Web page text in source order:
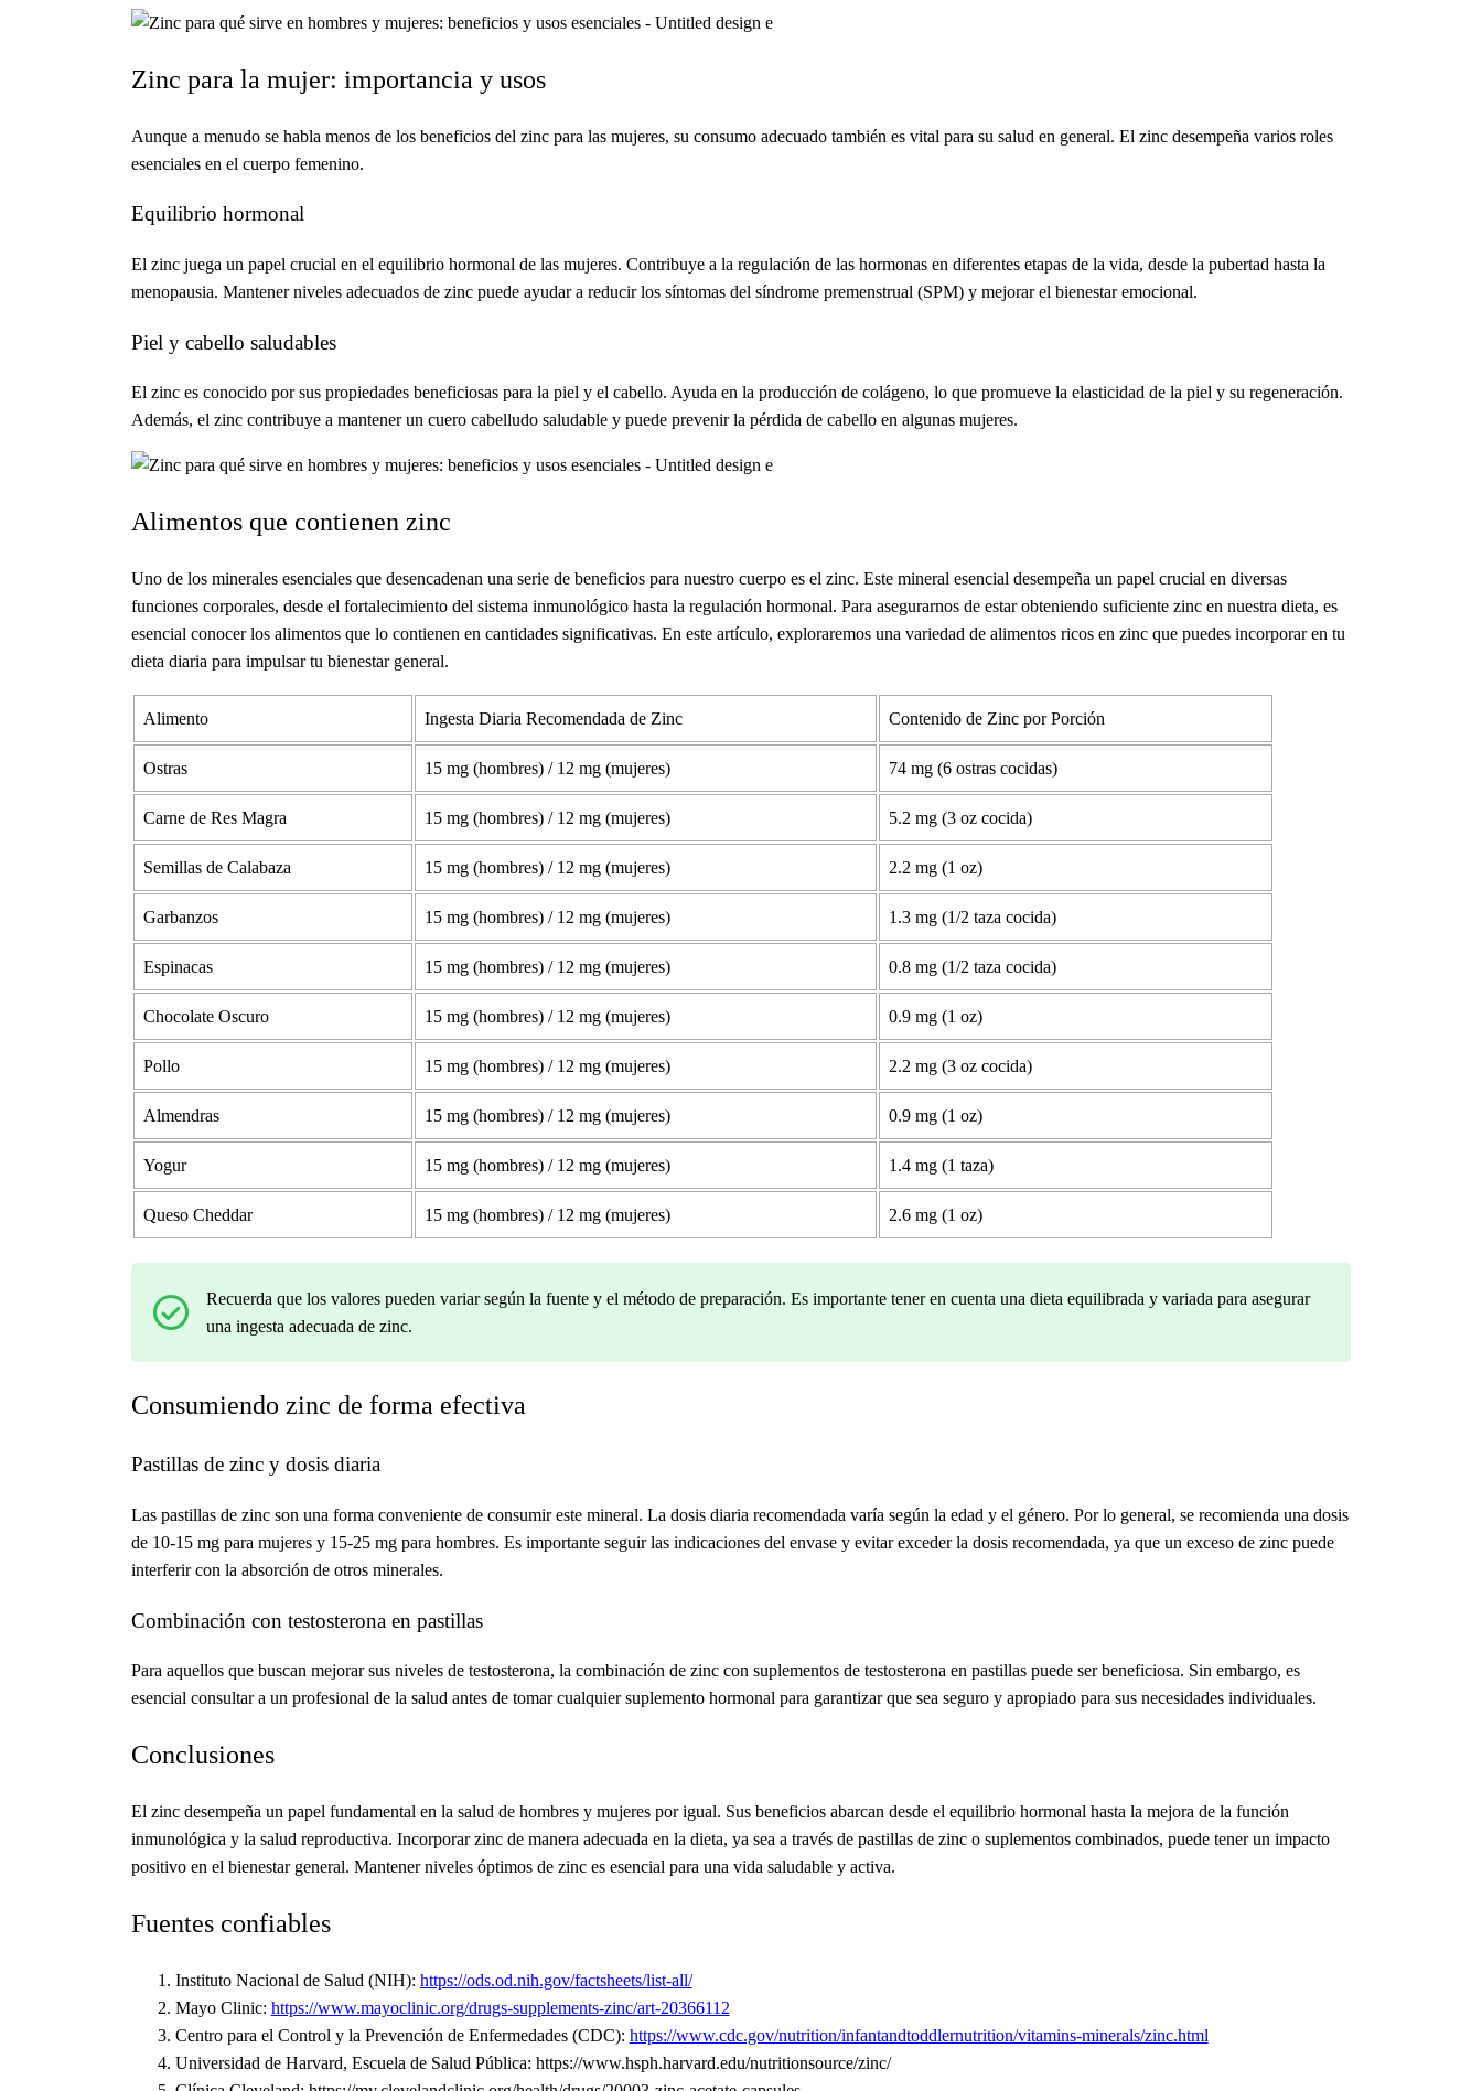
Zinc para la mujer: importancia y usos
Aunque a menudo se habla menos de los beneficios del zinc para las mujeres, su consumo adecuado también es vital para su salud en general. El zinc desempeña varios roles
esenciales en el cuerpo femenino.
Equilibrio hormonal
El zinc juega un papel crucial en el equilibrio hormonal de las mujeres. Contribuye a la regulación de las hormonas en diferentes etapas de la vida, desde la pubertad hasta la
menopausia. Mantener niveles adecuados de zinc puede ayudar a reducir los síntomas del síndrome premenstrual (SPM) y mejorar el bienestar emocional.
Piel y cabello saludables
El zinc es conocido por sus propiedades beneficiosas para la piel y el cabello. Ayuda en la producción de colágeno, lo que promueve la elasticidad de la piel y su regeneración.
Además, el zinc contribuye a mantener un cuero cabelludo saludable y puede prevenir la pérdida de cabello en algunas mujeres.
Alimentos que contienen zinc
Uno de los minerales esenciales que desencadenan una serie de beneficios para nuestro cuerpo es el zinc. Este mineral esencial desempeña un papel crucial en diversas
funciones corporales, desde el fortalecimiento del sistema inmunológico hasta la regulación hormonal. Para asegurarnos de estar obteniendo suficiente zinc en nuestra dieta, es
esencial conocer los alimentos que lo contienen en cantidades significativas. En este artículo, exploraremos una variedad de alimentos ricos en zinc que puedes incorporar en tu
dieta diaria para impulsar tu bienestar general.
Alimento Ingesta Diaria Recomendada de Zinc Contenido de Zinc por Porción
Ostras 15 mg (hombres) / 12 mg (mujeres) 74 mg (6 ostras cocidas)
Carne de Res Magra 15 mg (hombres) / 12 mg (mujeres) 5.2 mg (3 oz cocida)
Semillas de Calabaza 15 mg (hombres) / 12 mg (mujeres) 2.2 mg (1 oz)
Garbanzos 15 mg (hombres) / 12 mg (mujeres) 1.3 mg (1/2 taza cocida)
Espinacas 15 mg (hombres) / 12 mg (mujeres) 0.8 mg (1/2 taza cocida)
Chocolate Oscuro 15 mg (hombres) / 12 mg (mujeres) 0.9 mg (1 oz)
Pollo 15 mg (hombres) / 12 mg (mujeres) 2.2 mg (3 oz cocida)
Almendras 15 mg (hombres) / 12 mg (mujeres) 0.9 mg (1 oz)
Yogur 15 mg (hombres) / 12 mg (mujeres) 1.4 mg (1 taza)
Queso Cheddar 15 mg (hombres) / 12 mg (mujeres) 2.6 mg (1 oz)
Recuerda que los valores pueden variar según la fuente y el método de preparación. Es importante tener en cuenta una dieta equilibrada y variada para asegurar
una ingesta adecuada de zinc.
Consumiendo zinc de forma efectiva
Pastillas de zinc y dosis diaria
Las pastillas de zinc son una forma conveniente de consumir este mineral. La dosis diaria recomendada varía según la edad y el género. Por lo general, se recomienda una dosis
de 10-15 mgpara mujeres y 15-25 mgpara hombres. Es importante seguir las indicaciones del envase y evitar exceder la dosis recomendada, ya que un exceso de zinc puede
interferir con la absorción de otros minerales.
Combinación con testosterona en pastillas
Para aquellos que buscan mejorar sus niveles de testosterona, la combinación de zinc con suplementos de testosterona en pastillas puede ser beneficiosa. Sin embargo, es
esencial consultar a un profesional de la salud antes de tomar cualquier suplemento hormonal para garantizar que sea seguro y apropiado para sus necesidades individuales.
Conclusiones
El zinc desempeña un papel fundamental en la salud de hombres y mujeres por igual. Sus beneficios abarcan desde el equilibrio hormonal hasta la mejora de la función
inmunológica y la salud reproductiva. Incorporar zinc de manera adecuada en la dieta, ya sea a través de pastillas de zinc o suplementos combinados, puede tener un impacto
positivo en el bienestar general. Mantener niveles óptimos de zinc es esencial para una vida saludable y activa.
Fuentes confiables
Instituto Nacional de Salud (NIH): https://ods.od.nih.gov/factsheets/list-all/
Mayo Clinic: https://www.mayoclinic.org/drugs-supplements-zinc/art-20366112
Centro para el Control y la Prevención de Enfermedades (CDC): https://www.cdc.gov/nutrition/infantandtoddlernutrition/vitamins-minerals/zinc.html
Universidad de Harvard, Escuela de Salud Pública: https://www.hsph.harvard.edu/nutritionsource/zinc/